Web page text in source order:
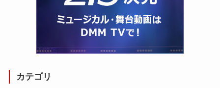
カテゴリ